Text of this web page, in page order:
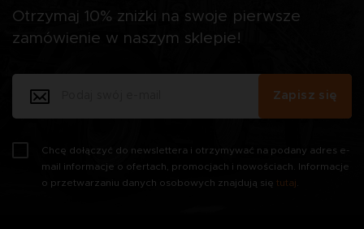
Otrzymaj 10% zniżki na swoje pierwsze
zamówienie w naszym sklepie!
Chcę dołączyć do newslettera i otrzymywać na podany adres e-
mail informacje o ofertach, promocjach i nowościach. Informacje
o przetwarzaniu danych osobowych znajdują się tutaj
Zapisz się